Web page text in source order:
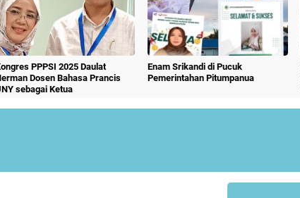
PPPSI 2025 Daulat
Dosen Bahasa Prancis
sebagai Ketua
Enam Srikandi di Pucuk
Pemerintahan Pitumpanua